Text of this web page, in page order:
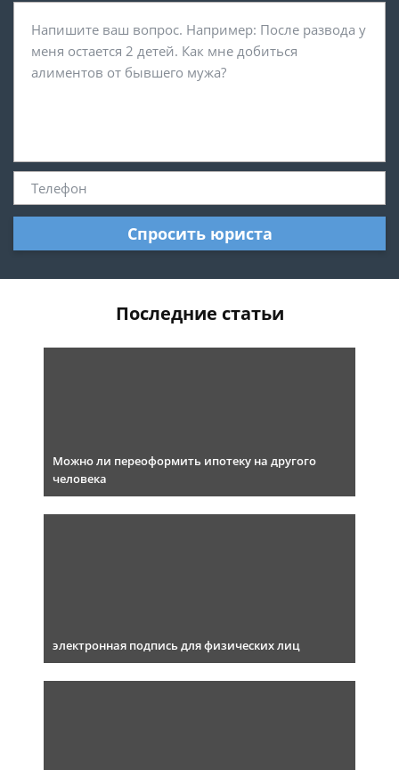
Спросить юриста
Последние статьи
Можно ли переоформить ипотеку на другого
человека
электронная подпись для физических лиц